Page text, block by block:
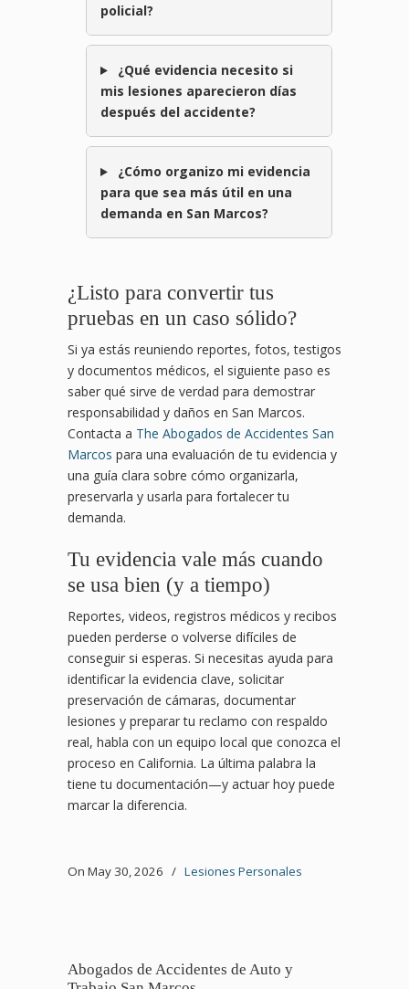
policial?
¿Qué evidencia necesito si
mis lesiones aparecieron días
después del accidente?
¿Cómo organizo mi evidencia
para que sea más útil en una
demanda en San Marcos?
¿Listo para convertir tus
pruebas en un caso sólido?
Si ya estás reuniendo reportes, fotos, testigos
y documentos médicos, el siguiente paso es
saber qué sirve de verdad para demostrar
responsabilidad y daños en San Marcos.
Contacta a The Abogados de Accidentes San
Marcos para una evaluación de tu evidencia y
una guía clara sobre cómo organizarla,
preservarla y usarla para fortalecer tu
demanda.
Tu evidencia vale más cuando
se usa bien (y a tiempo)
Reportes, videos, registros médicos y recibos
pueden perderse o volverse difíciles de
conseguir si esperas. Si necesitas ayuda para
identificar la evidencia clave, solicitar
preservación de cámaras, documentar
lesiones y preparar tu reclamo con respaldo
real, habla con un equipo local que conozca el
proceso en California. La última palabra la
tiene tu documentación—y actuar hoy puede
marcar la diferencia.
On May 30, 2026 / Lesiones Personales
Abogados de Accidentes de Auto y